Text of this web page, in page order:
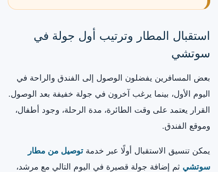
استقبال المطار وترتيب أول جولة في
سوتشي
بعض المسافرين يفضلون الوصول إلى الفندق والراحة في
اليوم الأول، بينما يرغب آخرون في جولة خفيفة بعد الوصول.
القرار يعتمد على وقت الطائرة، مدة الرحلة، وجود أطفال،
وموقع الفندق.
يمكن تنسيق الاستقبال أولًا عبر خدمة توصيل من مطار
سوتشي ثم إضافة جولة قصيرة في اليوم التالي مع مرشد،